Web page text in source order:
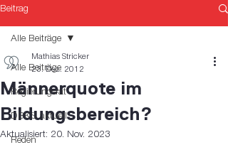
Beitrag
Alle Beiträge
Regierungsrat
DBKS aktuell
Reden
Alle Beiträge
Männerquote im
Bildungsbereich?
Mathias Stricker
23. Dez. 2012
Aktualisiert: 20. Nov. 2023